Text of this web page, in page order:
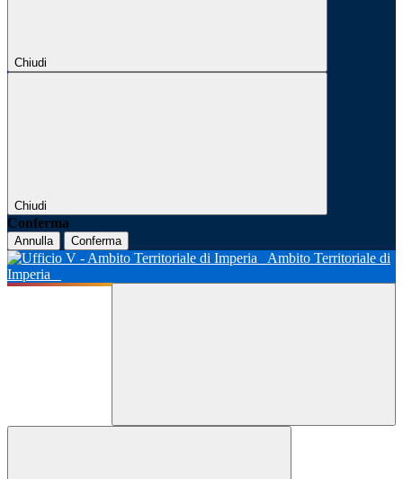
Chiudi
Chiudi
Conferma
Annulla Conferma
Ambito Territoriale di
Imperia